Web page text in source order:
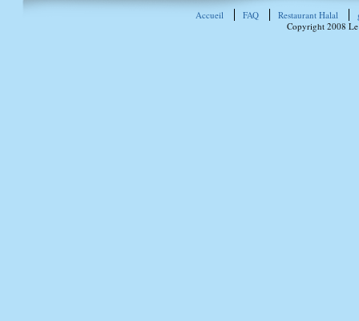
Accueil FAQ Restaurant Halal
Copyright 2008